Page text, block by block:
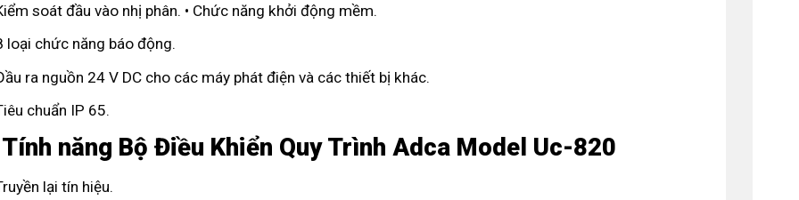
soát đầu vào nhị phân. • Chức năng khởi động mềm.
loại chức năng báo động.
ra nguồn 24 V DC cho các máy phát điện và các thiết bị khác.
chuẩn IP 65.
năng Bộ Điều Khiển Quy Trình Adca Model Uc-820
lại tín hiệu.